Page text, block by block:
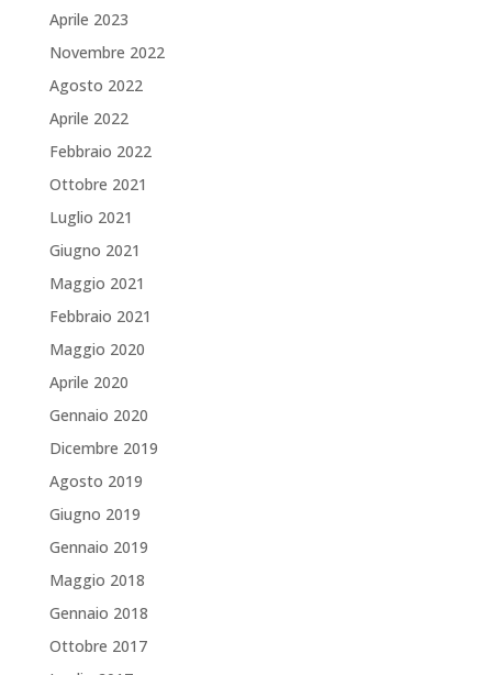
Aprile 2023
Novembre 2022
Agosto 2022
Aprile 2022
Febbraio 2022
Ottobre 2021
Luglio 2021
Giugno 2021
Maggio 2021
Febbraio 2021
Maggio 2020
Aprile 2020
Gennaio 2020
Dicembre 2019
Agosto 2019
Giugno 2019
Gennaio 2019
Maggio 2018
Gennaio 2018
Ottobre 2017